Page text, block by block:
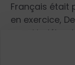
Français était
en exercice,
quasi